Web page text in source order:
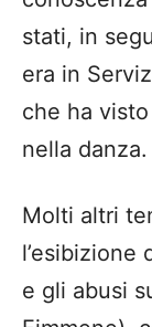
e gli abusi
Fimmene),
speranza
audaci (La
Nanne che
rusciu de lu
La serata
Giorgio